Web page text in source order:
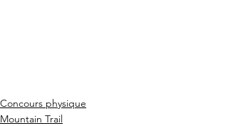
Concours physique
Mountain Trail